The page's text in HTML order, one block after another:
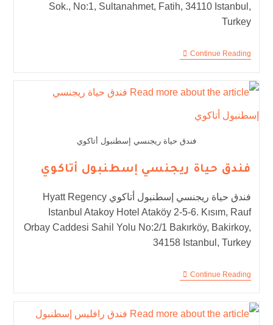
Sok., No:1, Sultanahmet, Fatih, 34110 Istanbul,
Turkey
Continue Reading
فندق حياة ريجنسي إسطنبول أتاكوي
فندق حياة ريجنسي إسطنبول أتاكوي
فندق حياة ريجنسي إسطنبول أتاكوي Hyatt Regency
Istanbul Atakoy Hotel Ataköy 2-5-6. Kısım, Rauf
Orbay Caddesi Sahil Yolu No:2/1 Bakırköy, Bakirkoy,
34158 Istanbul, Turkey
Continue Reading